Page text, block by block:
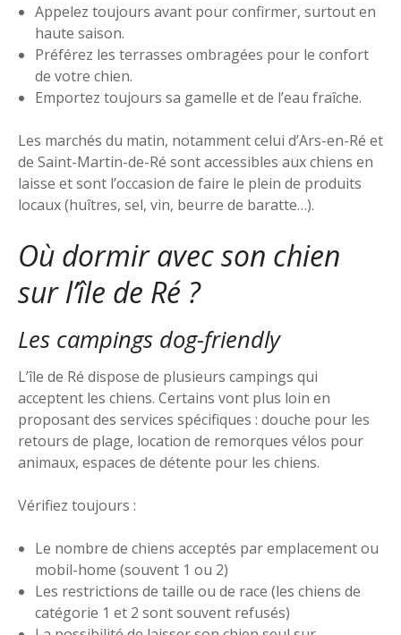
Appelez toujours avant pour confirmer, surtout en
haute saison.
Préférez les terrasses ombragées pour le confort
de votre chien.
Emportez toujours sa gamelle et de l’eau fraîche.
Les marchés du matin, notamment celui d’Ars-en-Ré et
de Saint-Martin-de-Ré sont accessibles aux chiens en
laisse et sont l’occasion de faire le plein de produits
locaux (huîtres, sel, vin, beurre de baratte…).
Où dormir avec son chien
sur l’île de Ré ?
Les campings dog-friendly
L’île de Ré dispose de plusieurs campings qui
acceptent les chiens. Certains vont plus loin en
proposant des services spécifiques : douche pour les
retours de plage, location de remorques vélos pour
animaux, espaces de détente pour les chiens.
Vérifiez toujours :
Le nombre de chiens acceptés par emplacement ou
mobil-home (souvent 1 ou 2)
Les restrictions de taille ou de race (les chiens de
catégorie 1 et 2 sont souvent refusés)